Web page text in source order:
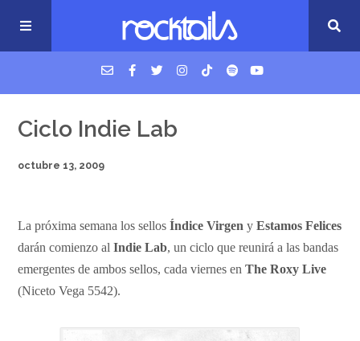
USM Podcast
Cigarrillos en la cama
Música nueva
Ciclo Indie Lab
octubre 13, 2009
La próxima semana los sellosÍndice Virgen yEstamos Felices
darán comienzo alIndie Lab, un ciclo que reunirá a las bandas
emergentes de ambos sellos, cada viernes enThe Roxy Live
(Niceto Vega 5542).